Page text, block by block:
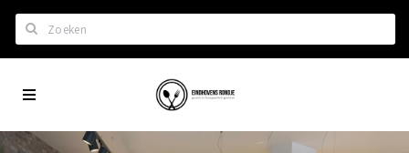
Home
City